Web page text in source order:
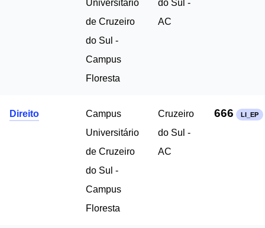
Universitário
de Cruzeiro
do Sul -
Campus
Floresta
do Sul -
AC
Direito
Campus
Universitário
de Cruzeiro
do Sul -
Campus
Floresta
Cruzeiro
do Sul -
AC
666 LI_EP